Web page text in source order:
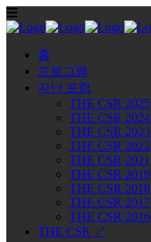
홈
프로그램
지난 포럼
THE CSR 2025
THE CSR 2024
THE CSR 2023
THE CSR 2022
THE CSR 2021
THE CSR 2019
THE CSR 2018
THE CSR 2017
THE CSR 2016
THE CSR ↗